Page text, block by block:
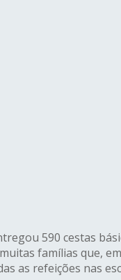
590 cestas
famílias que,
as refeições nas